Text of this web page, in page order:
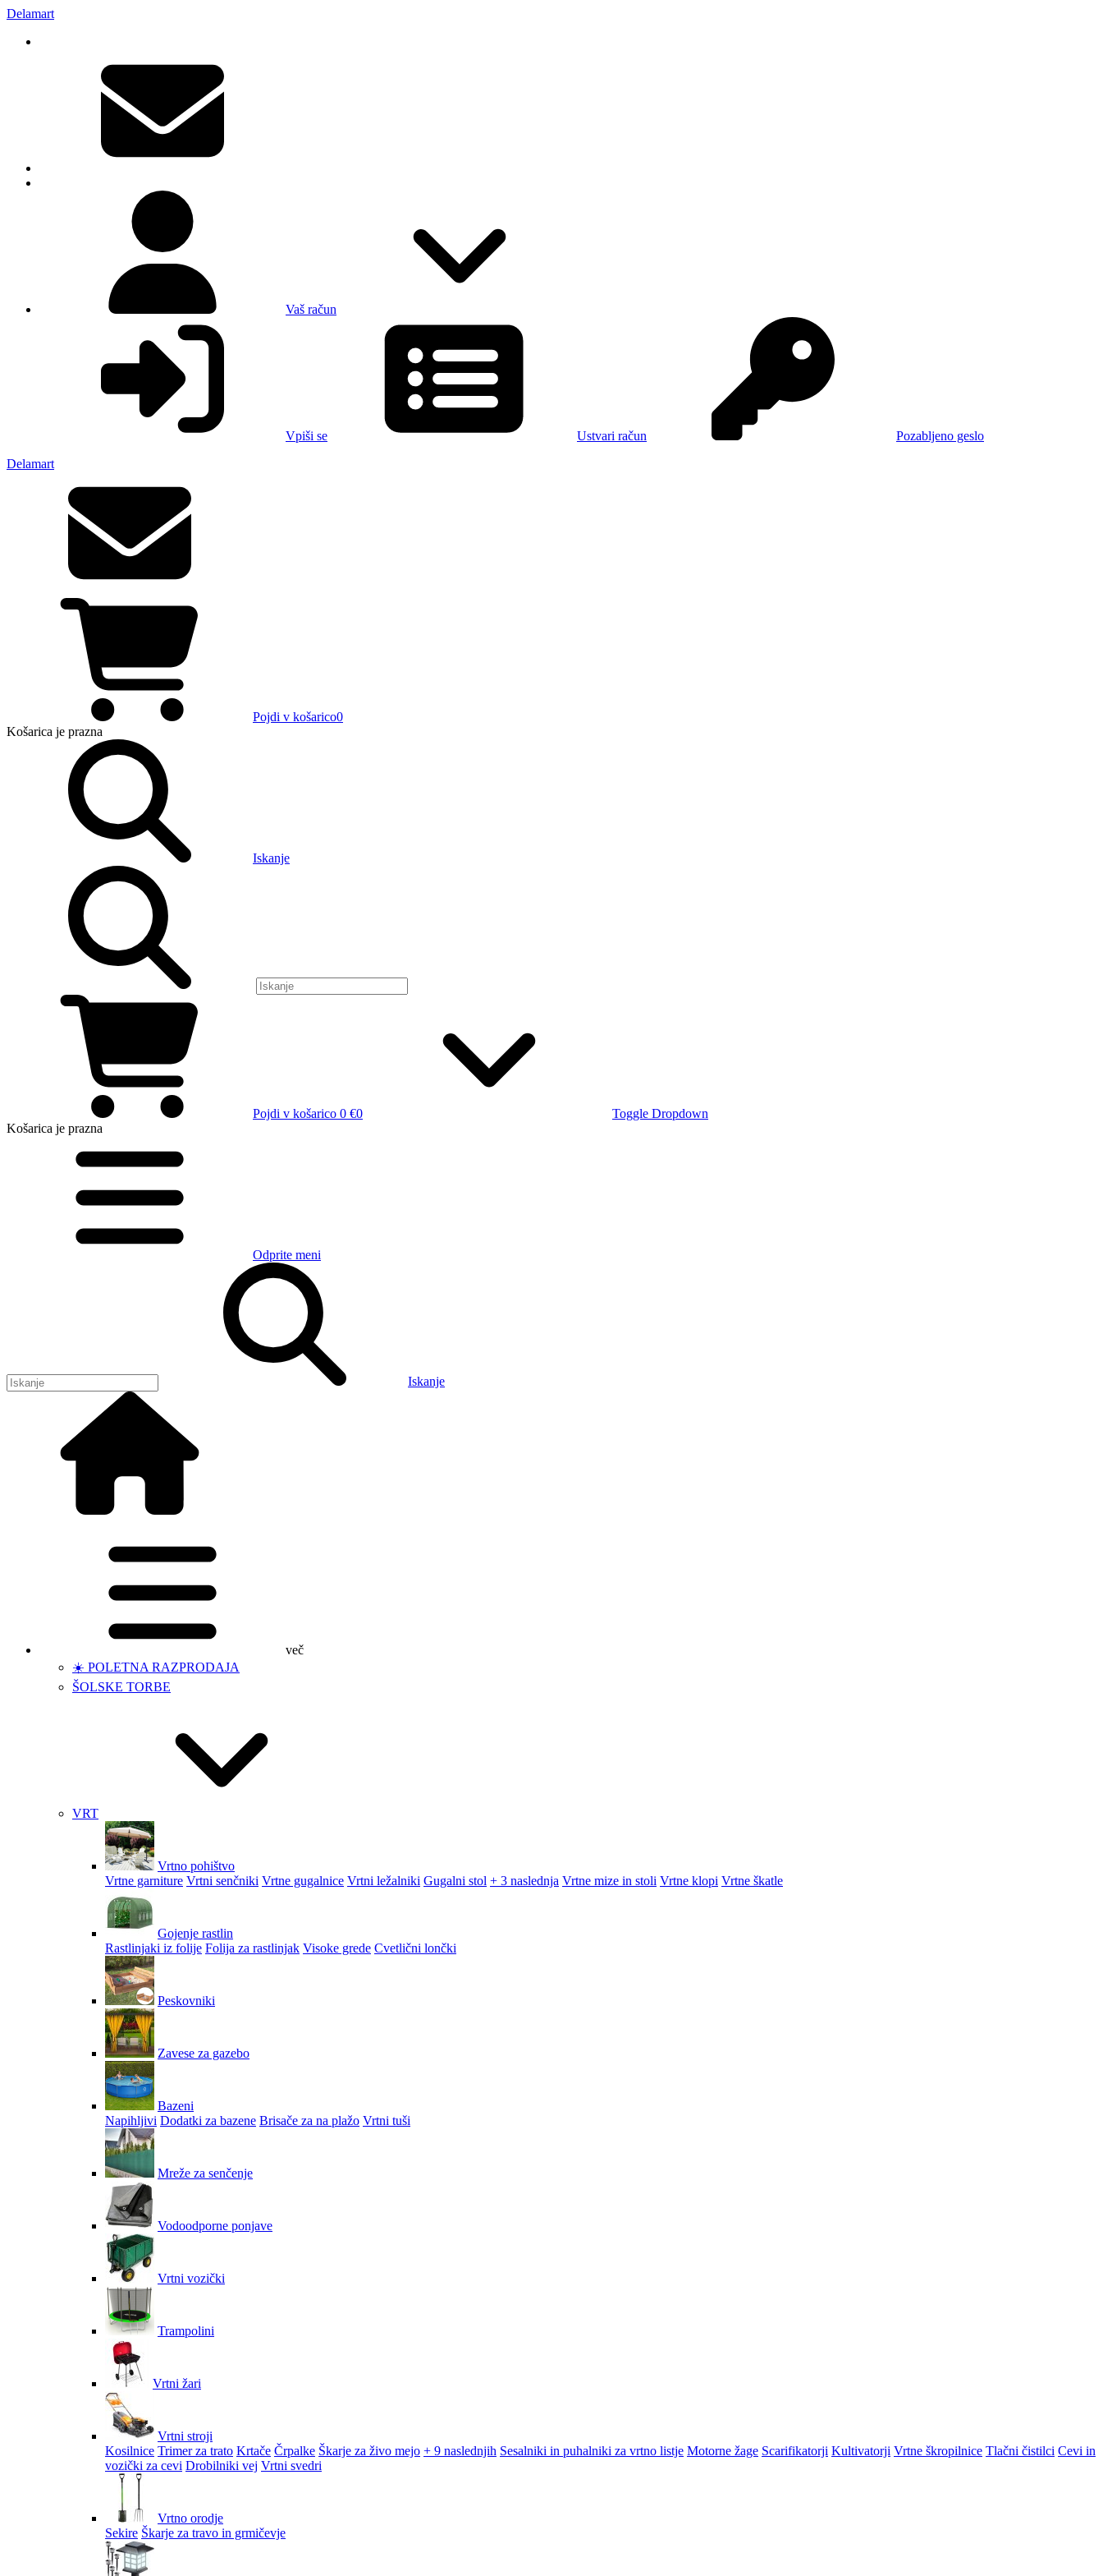
Delamart
Vaš račun
Vpiši se Ustvari račun
Pozabljeno geslo
Delamart
Pojdi v košarico0
Košarica je prazna
Iskanje
Pojdi v košarico 0 €0
Toggle Dropdown
Košarica je prazna
Odprite meni
Iskanje
več
☀️ POLETNA RAZPRODAJA
ŠOLSKE TORBE
VRT
Vrtno pohištvo
Vrtne garniture Vrtni senčniki Vrtne gugalnice Vrtni ležalniki Gugalni stol + 3 naslednja Vrtne mize in stoli Vrtne klopi Vrtne škatle
Gojenje rastlin
Rastlinjaki iz folije Folija za rastlinjak Visoke grede Cvetlični lončki
Peskovniki
Zavese za gazebo
Bazeni
Napihljivi Dodatki za bazene Brisače za na plažo Vrtni tuši
Mreže za senčenje
Vodoodporne ponjave
Vrtni vozički
Trampolini
Vrtni žari
Vrtni stroji
Kosilnice Trimer za trato Krtače Črpalke Škarje za živo mejo + 9 naslednjih Sesalniki in puhalniki za vrtno listje Motorne žage Scarifikatorji Kultivatorji Vrtne škropilnice Tlačni čistilci Cevi in
vozički za cevi Drobilniki vej Vrtni svedri
Vrtno orodje
Sekire Škarje za travo in grmičevje